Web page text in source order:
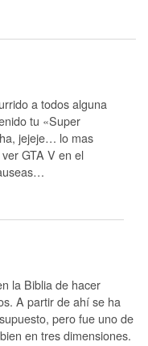
a todos alguna
tu «Super
jejeje… lo mas
GTA V en el
la Biblia de hacer
A partir de ahí se ha
pero fue uno de
en tres dimensiones.